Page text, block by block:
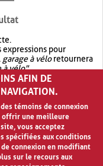
pour
garage à véloretournera
à vélo".
OR.garage OR vélo
garage à vélo
AFIN DE
témoins de connexion
offrir une meilleure
vous acceptez
spécifiées aux conditions
connexion en modifiant
sur le recours aux